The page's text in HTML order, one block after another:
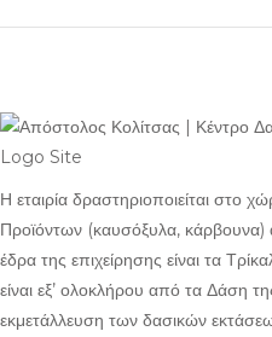
Η εταιρία δραστηριοποιείται στο
Προϊόντων (καυσόξυλα,
έδρα της επιχείρησης είναι τα
είναι εξ’ ολοκλήρου από τα Δάση
εκμετάλλευση των δασικών